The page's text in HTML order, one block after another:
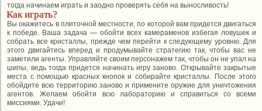
тогда начинаем играть и заодно проверять себя на выносливость!
Как играть?
Вы окажитесь в плиточной местности, по которой вам придется двигаться
к победе. Ваша задача — обойти всех камераменов избегая ловушек и
собрать все кристаллы, прежде чем перейти к следующему уровню. Для
этого двигайтесь вперед и продумывайте стратегию так, чтобы вас не
заметили агенты. Управляйте своим персонажем так, чтобы он не упал на
шипы, ведь тогда придется начинать игру заново. Открывайте закрытые
места с помощью красных кнопок и собирайте кристаллы. После этого
обойдите всю территорию заново и примените оружие для уничтожения
агентов. Желаем обойти всю лабораторию и справиться со всеми
миссиями. Удачи!